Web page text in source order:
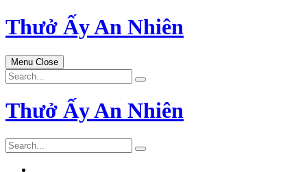
Skip
to
Thưở Ấy An Nhiên
Menu Close
Search
for:
Thưở Ấy An Nhiên
Search
for: